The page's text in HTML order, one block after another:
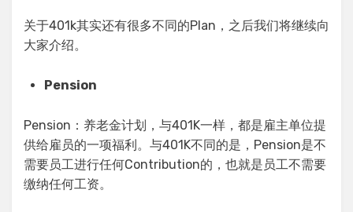
关于401k其实还有很多不同的Plan，之后我们将继续向
大家介绍。
Pension
Pension：养老金计划，与401K一样，都是雇主单位提
供给雇员的一项福利。与401K不同的是，Pension是不
需要员工进行任何Contribution的，也就是员工不需要
缴纳任何工资。